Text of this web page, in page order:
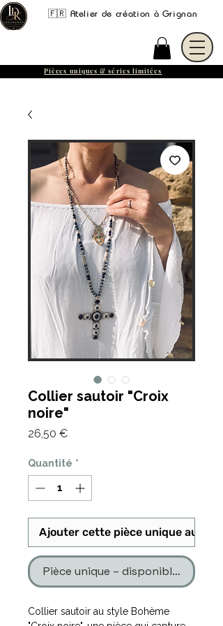
🇫🇷 Atelier de création à Grignan
Pièces uniques & séries limitées
Collier sautoir "Croix
noire"
26,50 €Prix
Quantité *
Ajouter cette pièce unique au
Pièce unique – disponible en un
Collier sautoir au style Bohème